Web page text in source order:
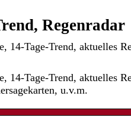
Regenradar
14-Tage-Trend, aktuelles
14-Tage-Trend, aktuelles
u.v.m.